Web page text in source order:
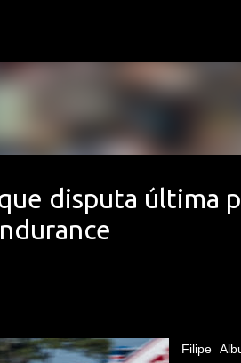
disputa última
Filipe